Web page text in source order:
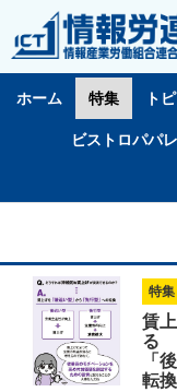
ホーム 特集 ト
ビストロパパ
特集
賃
る
「
転